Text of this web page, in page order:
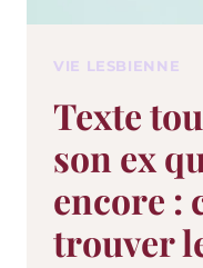
VIE LESBIENNE
Texte
son ex
encore :
trouver